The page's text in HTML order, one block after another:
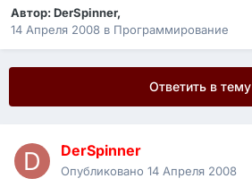
Автор:DerSpinner,
14 Апреля 2008 в Программирование
Ответить в тему
DerSpinner
Опубликовано 14 Апреля 2008